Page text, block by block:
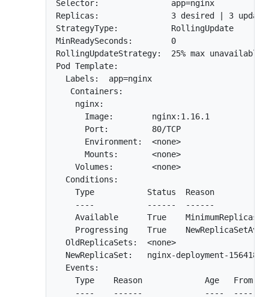
Selector:               app=nginx
Replicas:               3 desired | 3
StrategyType:           RollingUpdate
MinReadySeconds:        0
RollingUpdateStrategy:  25% max unavailable,
Pod Template:
  Labels:  app=nginx
   Containers:
    nginx:
      Image:        nginx:1.16.1
      Port:         80/TCP
      Environment:  <none>
      Mounts:       <none>
    Volumes:        <none>
  Conditions:
    Type           Status  Reason
    ----           ------  ------
Available      True
Progressing    True
  OldReplicaSets:  <none>
NewReplicaSet:   nginx-deployment-
  Events:
Type    Reason             Age   From
----    ------             ----  ----